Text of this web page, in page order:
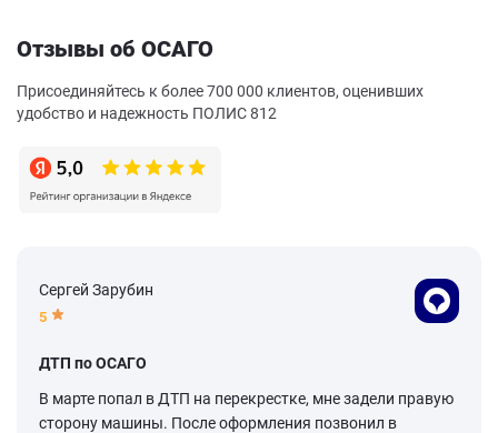
Отзывы об ОСАГО
Присоединяйтесь к более 700 000 клиентов, оценивших
удобство и надежность ПОЛИС 812
Сергей Зарубин
5
ДТП по ОСАГО
В марте попал в ДТП на перекрестке, мне задели правую
сторону машины. После оформления позвонил в